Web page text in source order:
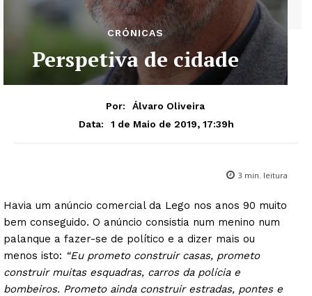
CRÓNICAS
Perspetiva de cidade
Por:
Álvaro Oliveira
Data:
1 de Maio de 2019, 17:39h
3 min. leitura
Havia um anúncio comercial da Lego nos anos 90 muito
bem conseguido. O anúncio consistia num menino num
palanque a fazer-se de político e a dizer mais ou
menos isto: “Eu prometo construir casas, prometo
construir muitas esquadras, carros da polícia e
bombeiros. Prometo ainda construir estradas, pontes e